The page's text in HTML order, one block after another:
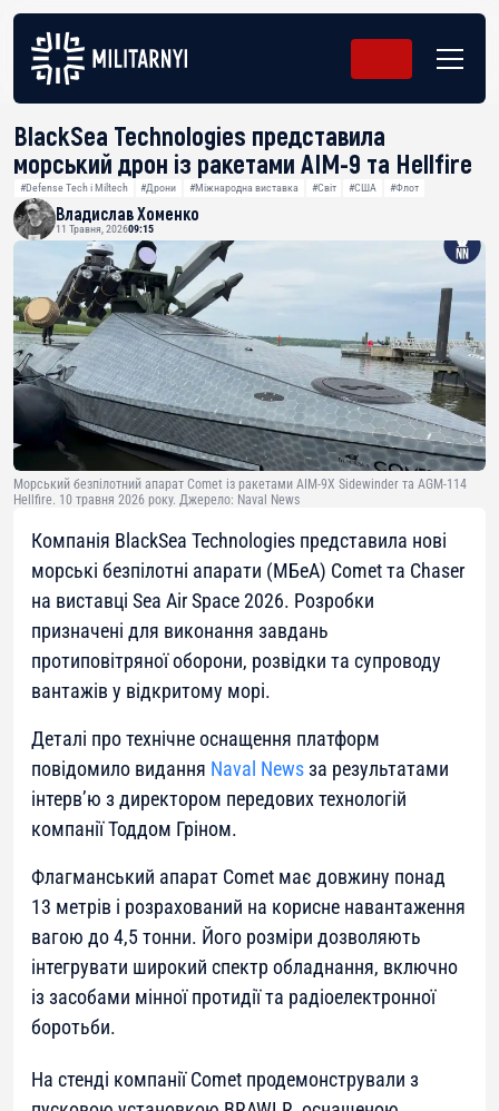
BlackSea Technologies представила
морський дрон із ракетами AIM-9 та Hellfire
#Defense Tech і Miltech #Дрони #Міжнародна виставка #Світ #США #Флот
Владислав Хоменко
11 Травня, 202609:15
Морський безпілотний апарат Comet із ракетами AIM-9X Sidewinder та AGM-114
Hellfire. 10 травня 2026 року. Джерело: Naval News
Компанія BlackSea Technologies представила нові
морські безпілотні апарати (МБеА) Comet та Chaser
на виставці Sea Air Space 2026. Розробки
призначені для виконання завдань
протиповітряної оборони, розвідки та супроводу
вантажів у відкритому морі.
Деталі про технічне оснащення платформ
повідомило видання Naval Newsза результатами
інтерв’ю з директором передових технологій
компанії Тоддом Гріном.
Флагманський апарат Comet має довжину понад
13 метрів і розрахований на корисне навантаження
вагою до 4,5 тонни. Його розміри дозволяють
інтегрувати широкий спектр обладнання, включно
із засобами мінної протидії та радіоелектронної
боротьби.
На стенді компанії Comet продемонстрували з